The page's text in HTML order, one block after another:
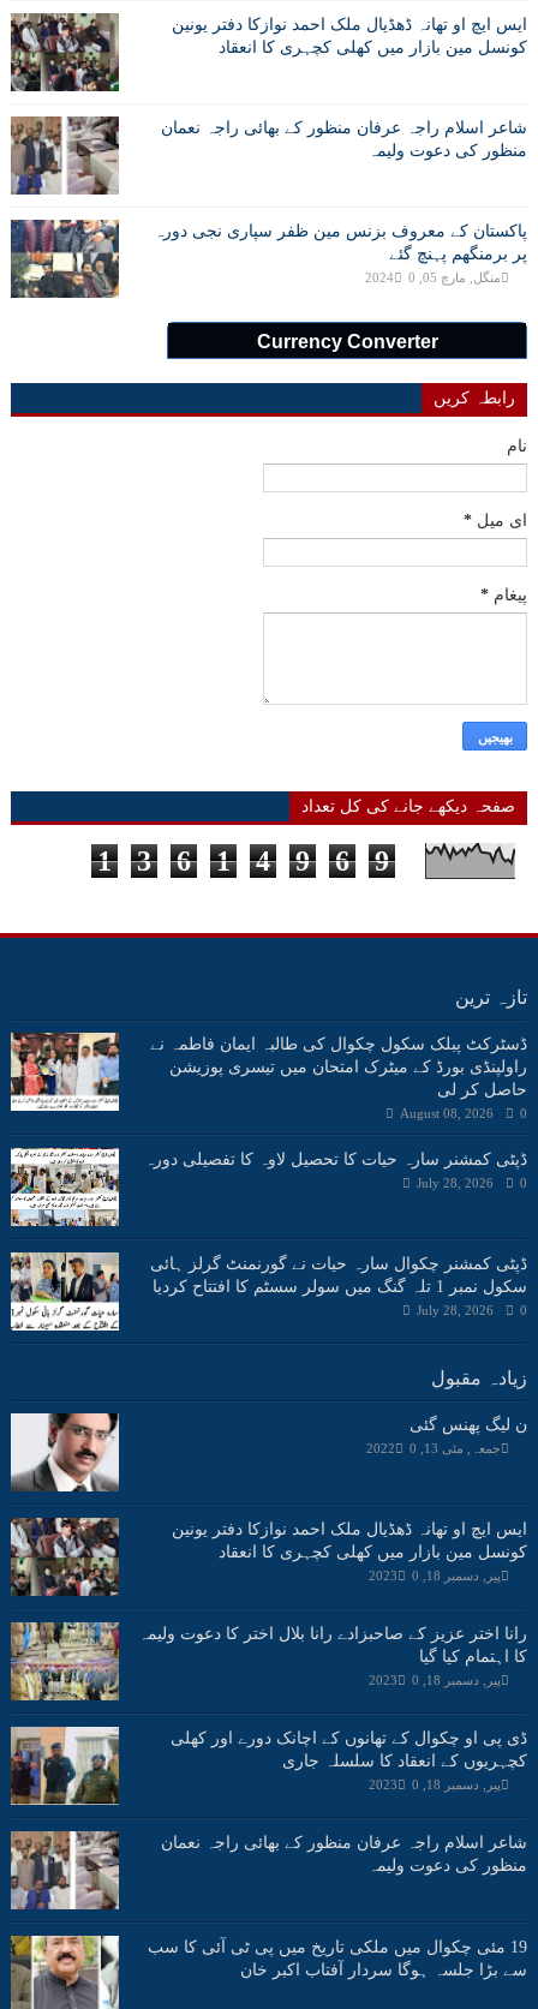
ایس ایچ او تھانہ ڈھڈیال ملک احمد نوازکا دفتر یونین
کونسل مین بازار میں کھلی کچہری کا انعقاد
شاعر اسلام راجہ عرفان منظور کے بھائی راجہ نعمان
منظور کی دعوت ولیمہ
پاکستان کے معروف بزنس مین ظفر سپاری نجی دورہ
پر برمنگھم پہنچ گئے
منگل, مارچ 05, 2024 0
Currency Converter
رابطہ کریں
نام
ای میل *
پیغام *
صفحہ دیکھے جانے کی کل تعداد
1 3 6 1 4 9 6 9
تازہ ترین
ڈسٹرکٹ پبلک سکول چکوال کی طالبہ ایمان فاطمہ نے
راولپنڈی بورڈ کے میٹرک امتحان میں تیسری پوزیشن
حاصل کر لی
August 08, 2026 0
ڈپٹی کمشنر سارہ حیات کا تحصیل لاوہ کا تفصیلی دورہ
July 28, 2026 0
ڈپٹی کمشنر چکوال سارہ حیات نے گورنمنٹ گرلز ہائی
سکول نمبر 1 تلہ گنگ میں سولر سسٹم کا افتتاح کردیا
July 28, 2026 0
زیادہ مقبول
ن لیگ پھنس گئی
جمعہ, مئی 13, 2022 0
ایس ایچ او تھانہ ڈھڈیال ملک احمد نوازکا دفتر یونین
کونسل مین بازار میں کھلی کچہری کا انعقاد
پیر, دسمبر 18, 2023 0
رانا اختر عزیز کے صاحبزادے رانا بلال اختر کا دعوت ولیمہ
کا اہتمام کیا گیا
پیر, دسمبر 18, 2023 0
ڈی پی او چکوال کے تھانوں کے اچانک دورے اور کھلی
کچہریوں کے انعقاد کا سلسلہ جاری
پیر, دسمبر 18, 2023 0
شاعر اسلام راجہ عرفان منظور کے بھائی راجہ نعمان
منظور کی دعوت ولیمہ
19 مئی چکوال میں ملکی تاریخ میں پی ٹی آئی کا سب
سے بڑا جلسہ ہوگا سردار آفتاب اکبر خان